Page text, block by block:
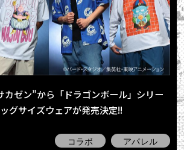
」配信！
OF SAIYANS」シリーズ最新作に
イヤ人孫悟空」登場！
ゴンボール」企画をレポート！
ラゴンボールスーパーダイバーズ アドバ
パック バトルオブサイヤン」発売!!
カゼン”から「ドラゴンボール」シリー
グサイズウェアが発売決定!!
コラボ
アパレル